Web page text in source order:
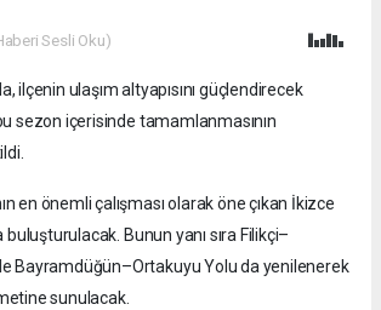
Sesli Oku)
ilçenin ulaşım altyapısını güçlendirecek
sezon içerisinde tamamlanmasının
en önemli çalışması olarak öne çıkan İkizce
buluşturulacak. Bunun yanı sıra Filikçi–
Bayramdüğün–Ortakuyu Yolu da yenilenerek
sunulacak.